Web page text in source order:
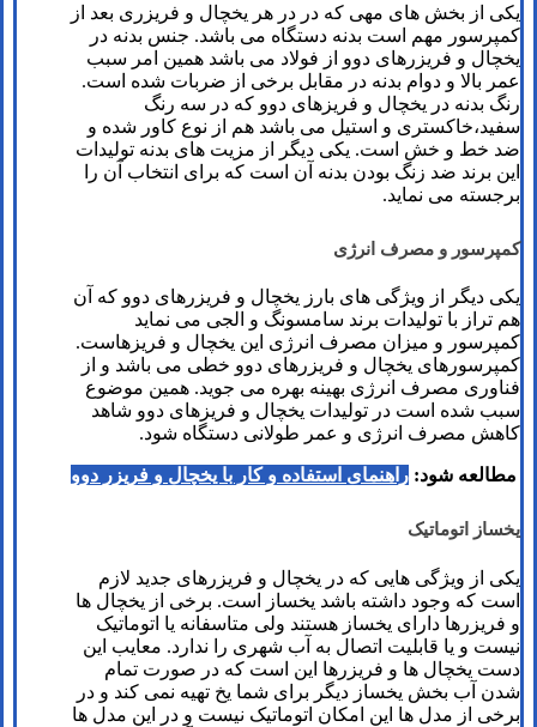
یکی از بخش های مهی که در در هر یخچال و فریزری بعد از
کمپرسور مهم است بدنه دستگاه می باشد. جنس بدنه در
یخچال و فریزرهای دوو از فولاد می باشد همین امر سبب
عمر بالا و دوام بدنه در مقابل برخی از ضربات شده است.
رنگ بدنه در یخچال و فریزهای دوو که در سه رنگ
سفید،خاکستری و استیل می باشد هم از نوع کاور شده و
ضد خط و خش است. یکی دیگر از مزیت های بدنه تولیدات
این برند ضد زنگ بودن بدنه آن است که برای انتخاب آن را
برجسته می نماید.
کمپرسور و مصرف انرژی
یکی دیگر از ویژگی های بارز یخچال و فریزرهای دوو که آن
هم تراز با تولیدات برند سامسونگ و الجی می نماید
کمپرسور و میزان مصرف انرژی این یخچال و فریزهاست.
کمپرسورهای یخچال و فریزرهای دوو خطی می باشد و از
فناوری مصرف انرژی بهینه بهره می جوید. همین موضوع
سبب شده است در تولیدات یخچال و فریزهای دوو شاهد
کاهش مصرف انرژی و عمر طولانی دستگاه شود.
مطالعه شود: راهنمای استفاده و کار با یخچال و فریزر دوو
یخساز اتوماتیک
یکی از ویژگی هایی که در یخچال و فریزرهای جدید لازم
است که وجود داشته باشد یخساز است. برخی از یخچال ها
و فریزرها دارای یخساز هستند ولی متاسفانه یا اتوماتیک
نیست و یا قابلیت اتصال به آب شهری را ندارد. معایب این
دست یخچال ها و فریزرها این است که در صورت تمام
شدن آب بخش یخساز دیگر برای شما یخ تهیه نمی کند و در
برخی از مدل ها این امکان اتوماتیک نیست و در این مدل ها